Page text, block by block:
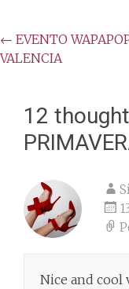
Post
navigation
← EVENTO
VALENCIA
12
Nice and